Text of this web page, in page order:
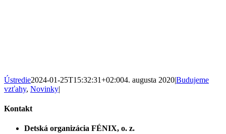
Ústredie2024-01-25T15:32:31+02:004. augusta 2020|Budujeme
vzťahy, Novinky|
Kontakt
Detská organizácia FÉNIX, o. z.